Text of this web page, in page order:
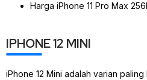
Harga iPhone 11 Pro Max
IPHONE 12 MINI
iPhone 12 Mini adalah varian